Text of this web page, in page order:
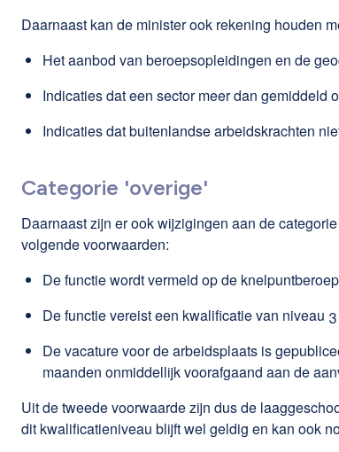
Daarnaast kan de minister ook rekening houden
Het aanbod van beroepsopleidingen en de
Indicaties dat een sector meer dan gemiddeld
Indicaties dat buitenlandse arbeidskrachten
Categorie 'overige'
Daarnaast zijn er ook wijzigingen aan de
volgende voorwaarden:
De functie wordt vermeld op de
De functie vereist een kwalificatie van niveau
De vacature voor de arbeidsplaats is
maanden onmiddellijk voorafgaand aan de
Uit de tweede voorwaarde zijn dus de
dit kwalificatieniveau blijft wel geldig en kan ook